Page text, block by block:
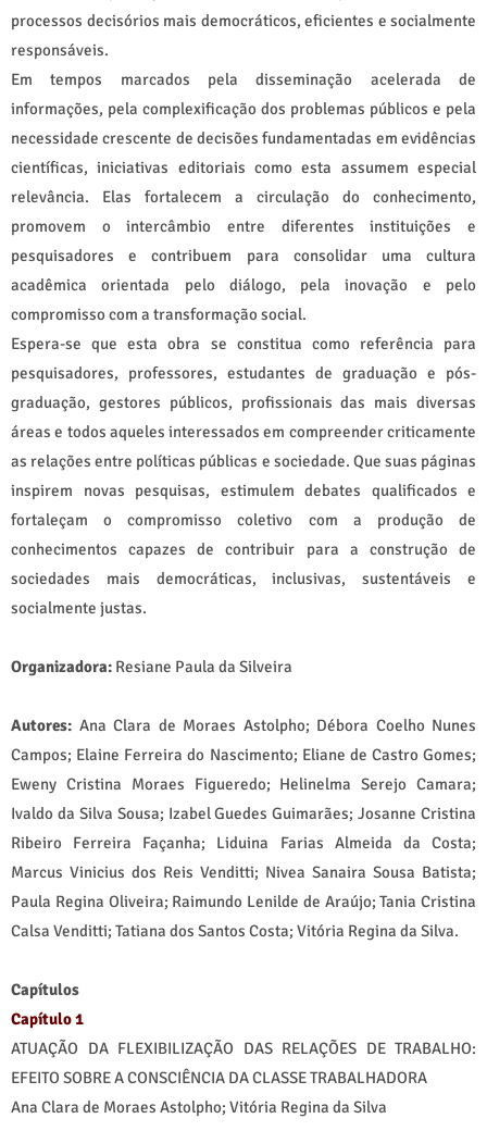
processos decisórios mais democráticos, eficientes e socialmente
responsáveis.
Em tempos marcados pela disseminação acelerada de
informações, pela complexificação dos problemas públicos e pela
necessidade crescente de decisões fundamentadas em evidências
científicas, iniciativas editoriais como esta assumem especial
relevância. Elas fortalecem a circulação do conhecimento,
promovem o intercâmbio entre diferentes instituições e
pesquisadores e contribuem para consolidar uma cultura
acadêmica orientada pelo diálogo, pela inovação e pelo
compromisso com a transformação social.
Espera-se que esta obra se constitua como referência para
pesquisadores, professores, estudantes de graduação e pós-
graduação, gestores públicos, profissionais das mais diversas
áreas e todos aqueles interessados em compreender criticamente
as relações entre políticas públicas e sociedade. Que suas páginas
inspirem novas pesquisas, estimulem debates qualificados e
fortaleçam o compromisso coletivo com a produção de
conhecimentos capazes de contribuir para a construção de
sociedades mais democráticas, inclusivas, sustentáveis e
socialmente justas.
Organizadora: Resiane Paula da Silveira
Autores: Ana Clara de Moraes Astolpho; Débora Coelho Nunes
Campos; Elaine Ferreira do Nascimento; Eliane de Castro Gomes;
Eweny Cristina Moraes Figueredo; Helinelma Serejo Camara;
Ivaldo da Silva Sousa; Izabel Guedes Guimarães; Josanne Cristina
Ribeiro Ferreira Façanha; Liduina Farias Almeida da Costa;
Marcus Vinicius dos Reis Venditti; Nivea Sanaira Sousa Batista;
Paula Regina Oliveira; Raimundo Lenilde de Araújo; Tania Cristina
Calsa Venditti; Tatiana dos Santos Costa; Vitória Regina da Silva.
Capítulos
Capítulo 1
ATUAÇÃO DA FLEXIBILIZAÇÃO DAS RELAÇÕES DE TRABALHO:
EFEITO SOBRE A CONSCIÊNCIA DA CLASSE TRABALHADORA
Ana Clara de Moraes Astolpho; Vitória Regina da Silva